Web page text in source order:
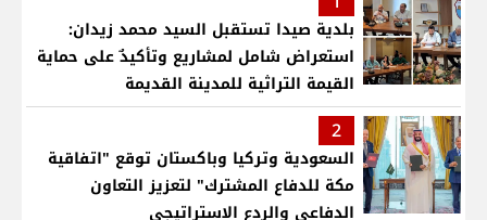
بلدية صيدا تستقبل السيد محمد زيدان:
استعراض شامل لمشاريع وتأكيدٌ على حماية
القيمة التراثية للمدينة القديمة
2
السعودية وتركيا وباكستان توقع "اتفاقية
مكة للدفاع المشترك" لتعزيز التعاون
الدفاعي والردع الاستراتيجي